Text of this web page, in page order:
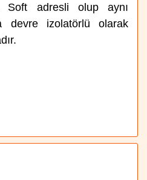
Soft adresli olup aynı
devre izolatörlü olarak